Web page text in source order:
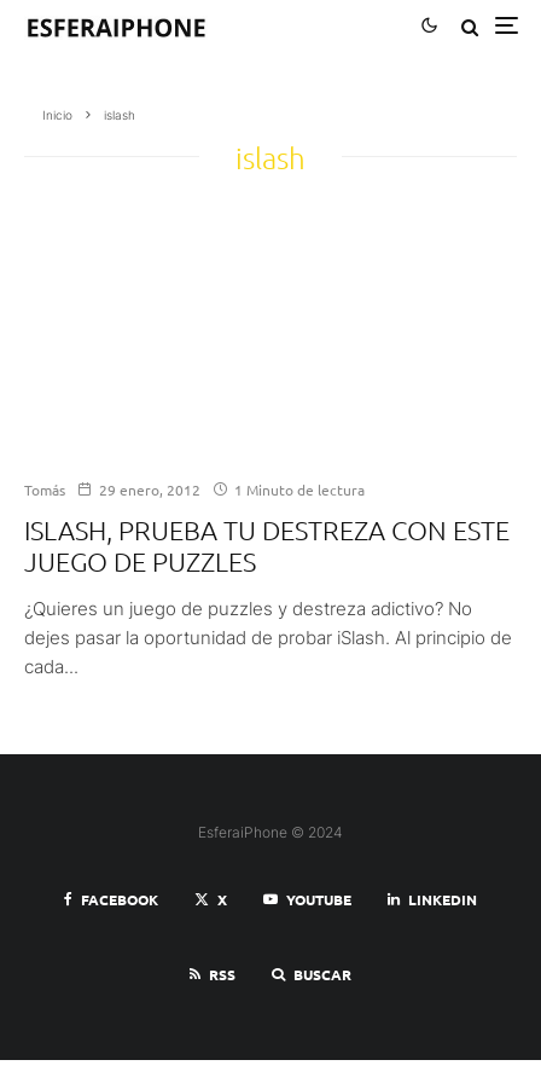
Inicio islash
islash
Tomás 29 enero, 2012 1 Minuto de lectura
ISLASH, PRUEBA TU DESTREZA CON ESTE
JUEGO DE PUZZLES
¿Quieres un juego de puzzles y destreza adictivo? No
dejes pasar la oportunidad de probar iSlash. Al principio de
cada...
EsferaiPhone © 2024
FACEBOOK X YOUTUBE LINKEDIN
RSS BUSCAR